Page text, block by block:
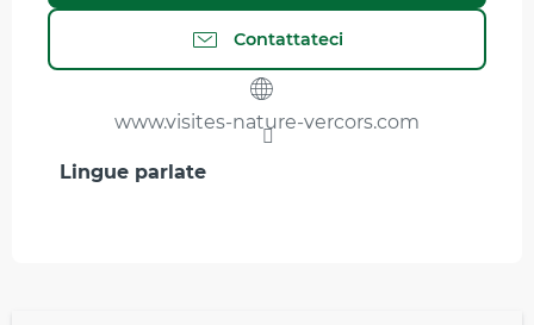
Contattateci
www.visites-nature-vercors.com
Lingue parlate
Lingue parlate